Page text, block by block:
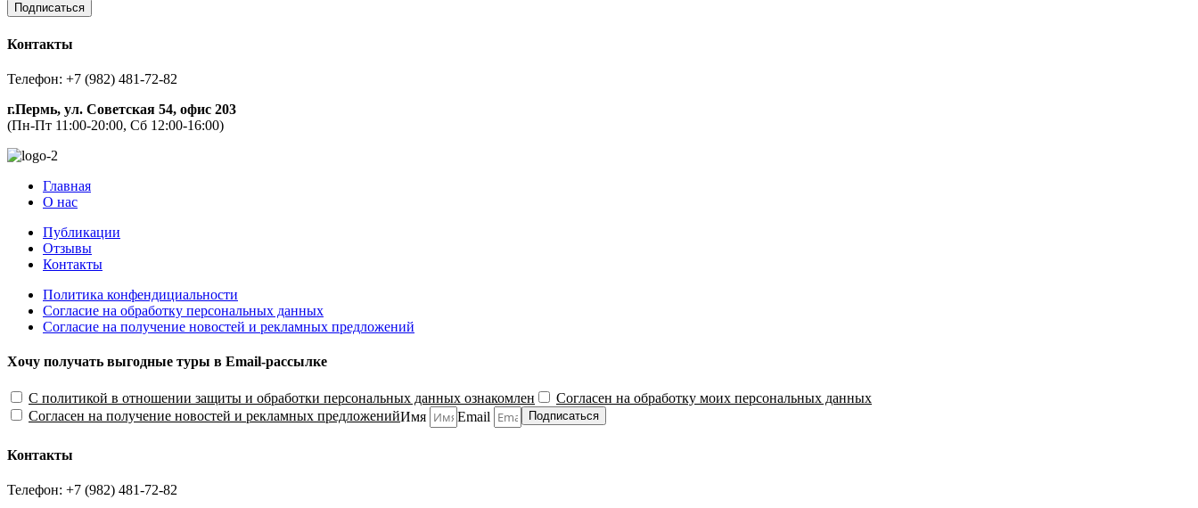
Подписаться
Контакты
Телефон: +7 (982) 481-72-82
г.Пермь, ул. Советская 54, офис 203
(Пн-Пт 11:00-20:00, Сб 12:00-16:00)
Главная
О нас
Публикации
Отзывы
Контакты
Политика конфендициальности
Согласие на обработку персональных данных
Согласие на получение новостей и рекламных предложений
Хочу получать выгодные туры в Email-рассылке
С политикой в отношении защиты и обработки персональных данных ознакомлен
Согласен на обработку моих персональных данных
Согласен на получение новостей и рекламных предложенийИмя Email Подписаться
Контакты
Телефон: +7 (982) 481-72-82